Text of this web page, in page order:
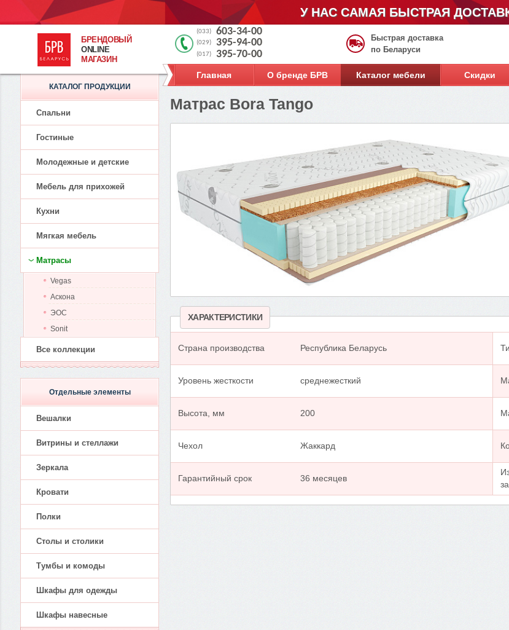
У НАС САМАЯ БЫСТРАЯ
БРЕНДОВЫЙ
ONLINE
МАГАЗИН
(033) 603-34-00
(029) 395-94-00
(017) 395-70-00
Быстрая доставка
по Беларуси
Главная О бренде БРВ Каталог мебели Скидки
Матрас Bora Tango
ХАРАКТЕРИСТИКИ
Страна производства Республика Беларусь
Уровень жесткости среднежесткий
Высота, мм 200
Чехол Жаккард
Гарантийный срок 36 месяцев
КАТАЛОГ ПРОДУКЦИИ
Спальни
Гостиные
Молодежные и детские
Мебель для прихожей
Кухни
Мягкая мебель
Матрасы
Vegas
Аскона
ЭОС
Sonit
Все коллекции
Отдельные элементы
Вешалки
Витрины и стеллажи
Зеркала
Кровати
Полки
Столы и столики
Тумбы и комоды
Шкафы для одежды
Шкафы навесные